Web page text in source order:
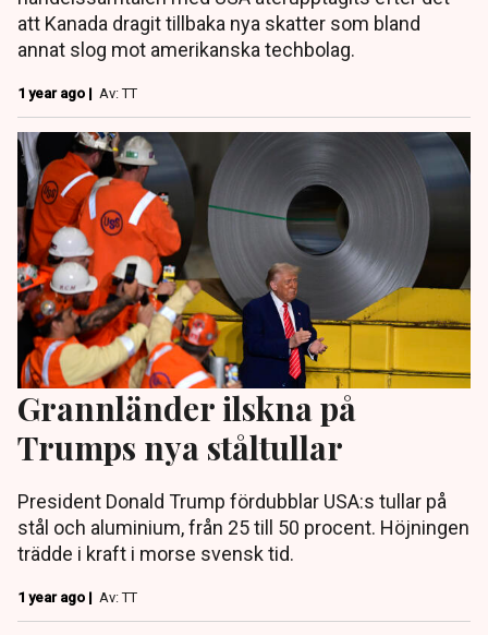
att Kanada dragit tillbaka nya skatter som bland
annat slog mot amerikanska techbolag.
1 year ago | Av: TT
Grannländer ilskna på
Trumps nya ståltullar
President Donald Trump fördubblar USA:s tullar på
stål och aluminium, från 25 till 50 procent. Höjningen
trädde i kraft i morse svensk tid.
1 year ago | Av: TT